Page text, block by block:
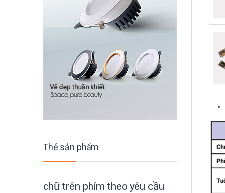
Thẻ sản phẩm
chữ trên phím theo yêu cầu